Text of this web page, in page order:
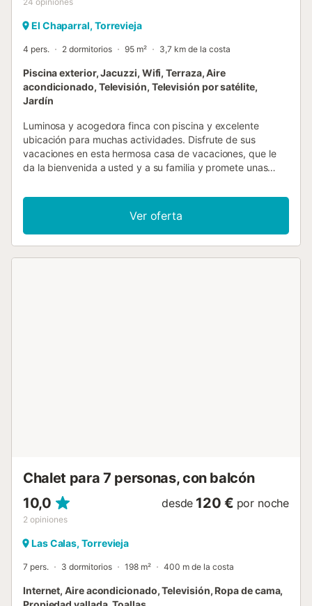
El Chaparral, Torrevieja
4 pers. 2 dormitorios 95 m² 3,7 km de la costa
Piscina exterior, Jacuzzi, Wifi, Terraza, Aire
acondicionado, Televisión, Televisión por satélite,
Jardín
Luminosa y acogedora finca con piscina y excelente
ubicación para muchas actividades. Disfrute de sus
vacaciones en esta hermosa casa de vacaciones, que le
da la bienvenida a usted y a su familia y promete unas
mediterráneo. En la casa, puede ponerse cómodo en el
salón junto a la estufa de leña o relajarse en el jardín con
una gran terraza junto a la piscina. Por la noche,
acomódese en una de las terrazas, haga una barbacoa y
Ver oferta
Chalet para 7 personas, con balcón
10,0
2 opiniones
desde 120 € por noche
Las Calas, Torrevieja
7 pers. 3 dormitorios 198 m² 400 m de la costa
Internet, Aire acondicionado, Televisión, Ropa de cama,